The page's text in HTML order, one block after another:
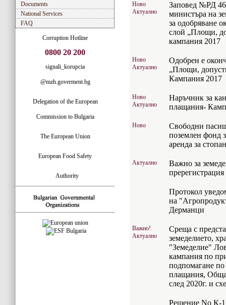
Documents
National Services
FAQ
Corruption Hotline
0800 20 200
signali_korupcia
@mzh.goverment.bg
Delegation of the European
Commission to Bulgaria
The European Union
European Food Safety
Authority
Ново
Актуално
Заповед №РД
министъра на
за одобряване
слой „Площи,
кампания 2017
Ново
Актуално
Одобрен е
„Площи,
Кампания 2017
Ново
Актуално
Наръчник за
плащания-
Ново
Свободни
поземлен фонд
аренда за
Актуално
Важно за
Протокол
на
Дерманци
Важно!
Актуално
Среща с
земеделието,
"Земеделие"
кампания по
подпомагане
плащания,
след 2020г. и
Решение No К-1